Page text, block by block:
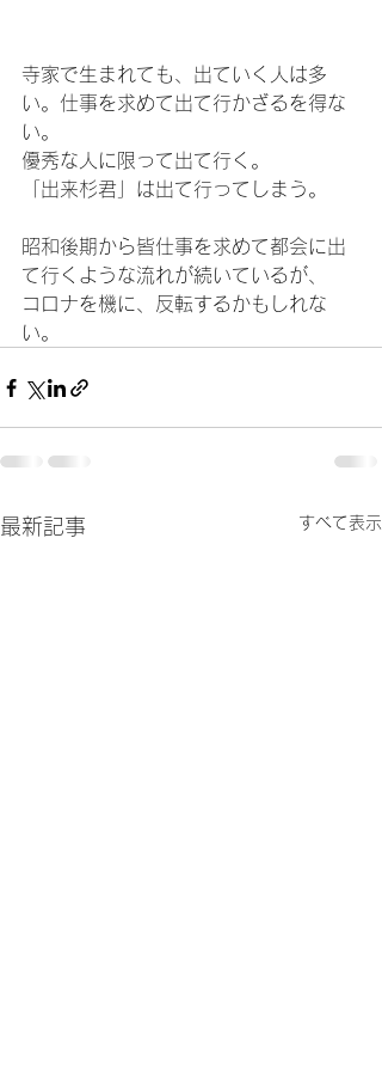
寺家で生まれても、出ていく人は多
い。仕事を求めて出て行かざるを得な
い。
優秀な人に限って出て行く。
「出来杉君」は出て行ってしまう。
昭和後期から皆仕事を求めて都会に出
て行くような流れが続いているが、
コロナを機に、反転するかもしれな
い。
最新記事 すべて表示